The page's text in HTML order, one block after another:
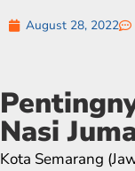
August 28, 2022
Nasi
Kota Semarang